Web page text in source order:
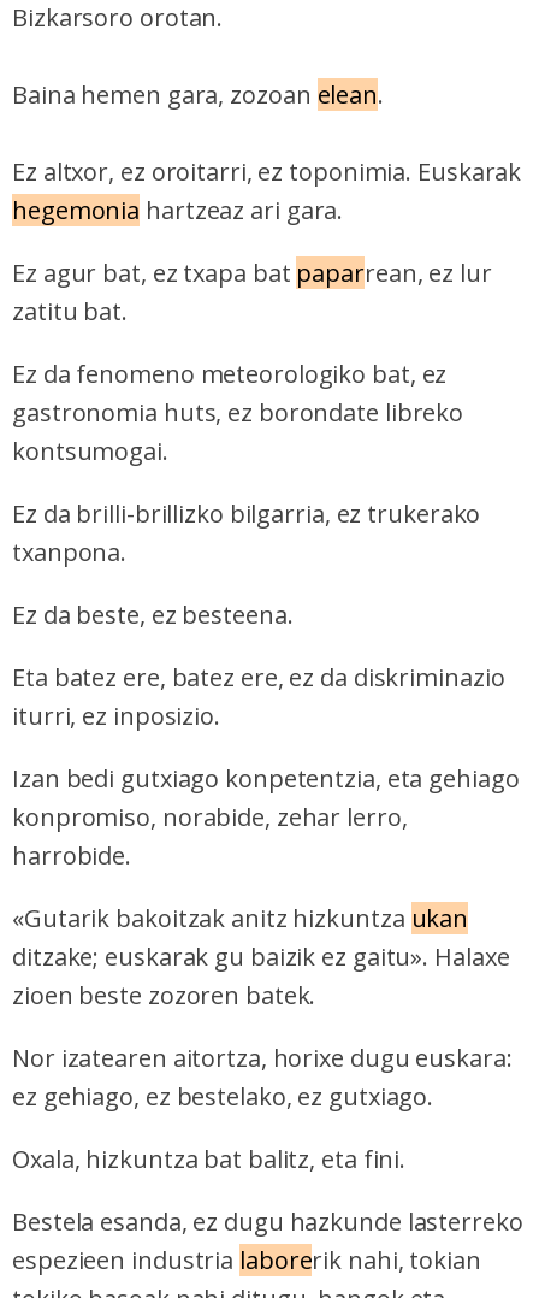
Bizkarsoro orotan.
Baina hemen gara, zozoan elean.
Ez altxor, ez oroitarri, ez toponimia. Euskarak
hegemonia hartzeaz ari gara.
Ez agur bat, ez txapa bat paparrean, ez lur
zatitu bat.
Ez da fenomeno meteorologiko bat, ez
gastronomia huts, ez borondate libreko
kontsumogai.
Ez da brilli-brillizko bilgarria, ez trukerako
txanpona.
Ez da beste, ez besteena.
Eta batez ere, batez ere, ez da diskriminazio
iturri, ez inposizio.
Izan bedi gutxiago konpetentzia, eta gehiago
konpromiso, norabide, zehar lerro,
harrobide.
«Gutarik bakoitzak anitz hizkuntza ukan
ditzake; euskarak gu baizik ez gaitu». Halaxe
zioen beste zozoren batek.
Nor izatearen aitortza, horixe dugu euskara:
ez gehiago, ez bestelako, ez gutxiago.
Oxala, hizkuntza bat balitz, eta fini.
Bestela esanda, ez dugu hazkunde lasterreko
espezieen industria laborerik nahi, tokian